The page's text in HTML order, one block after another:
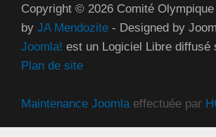
Copyright © 2026 Comité
by JA Mendozite - Designed by
Joomla! est un Logiciel Libre diffusé
Plan de site
Maintenance Joomla effectuée par